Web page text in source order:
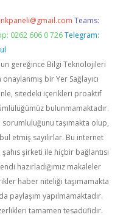
Teams:
0262 606 0 726 Telegram:
gereğince Bilgi Teknolojileri
bir Yer Sağlayıcı
sitedeki içerikleri proaktif
bulunmamaktadır.
taşımakta olup,
etmiş sayılırlar. Bu internet
şirketi ile hiçbir bağlantısı
hazırladığımız makaleler
haber niteliği taşımamakta
paylaşım yapılmamaktadır.
tamamen tesadüfidir.